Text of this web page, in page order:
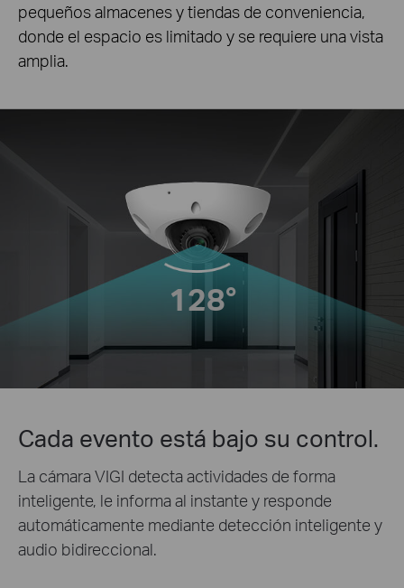
pequeños almacenes y tiendas de conveniencia,
donde el espacio es limitado y se requiere una vista
amplia.
128°
Cada evento está bajo su control.
La cámara VIGI detecta actividades de forma
inteligente, le informa al instante y responde
automáticamente mediante detección inteligente y
audio bidireccional.